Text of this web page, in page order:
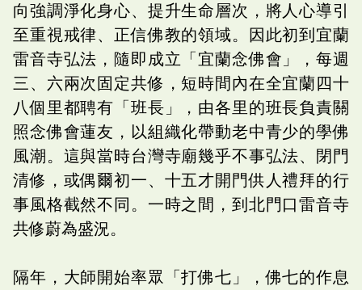
向強調淨化身心、提升生命層次，將人心導引
至重視戒律、正信佛教的領域。因此初到宜蘭
雷音寺弘法，隨即成立「宜蘭念佛會」，每週
三、六兩次固定共修，短時間內在全宜蘭四十
八個里都聘有「班長」，由各里的班長負責關
照念佛會蓮友，以組織化帶動老中青少的學佛
風潮。這與當時台灣寺廟幾乎不事弘法、閉門
清修，或偶爾初一、十五才開門供人禮拜的行
事風格截然不同。一時之間，到北門口雷音寺
共修蔚為盛況。
隔年，大師開始率眾「打佛七」，佛七的作息